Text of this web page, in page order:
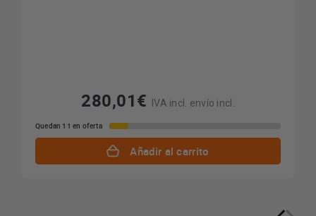
280,01€ IVA incl. envío incl.
Quedan 11 en oferta
Añadir al carrito